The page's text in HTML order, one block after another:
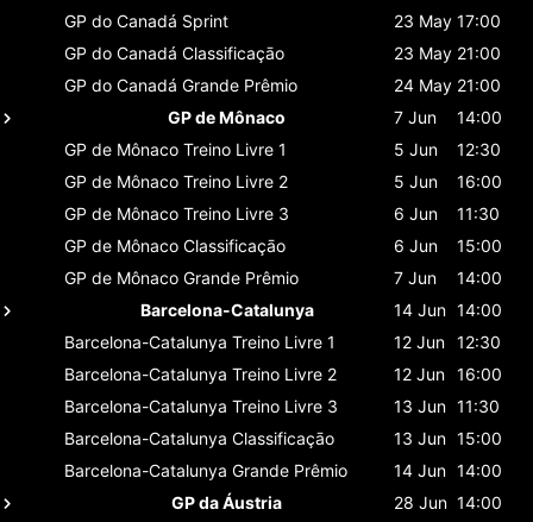
GP do Canadá Sprint 23 May 17:00
GP do Canadá Classificaçāo 23 May 21:00
GP do Canadá Grande Prêmio 24 May 21:00
GP de Mônaco
7 Jun
14:00
GP de Mônaco Treino Livre 1 5 Jun
12:30
GP de Mônaco Treino Livre 2 5 Jun
16:00
GP de Mônaco Treino Livre 3 6 Jun
11:30
GP de Mônaco Classificaçāo 6 Jun
15:00
GP de Mônaco Grande Prêmio 7 Jun
14:00
Barcelona-Catalunya
14 Jun 14:00
Barcelona-Catalunya Treino Livre 1 12 Jun 12:30
Barcelona-Catalunya Treino Livre 2 12 Jun 16:00
Barcelona-Catalunya Treino Livre 3 13 Jun 11:30
Barcelona-Catalunya Classificaçāo 13 Jun 15:00
Barcelona-Catalunya Grande Prêmio 14 Jun 14:00
GP da Áustria
28 Jun 14:00